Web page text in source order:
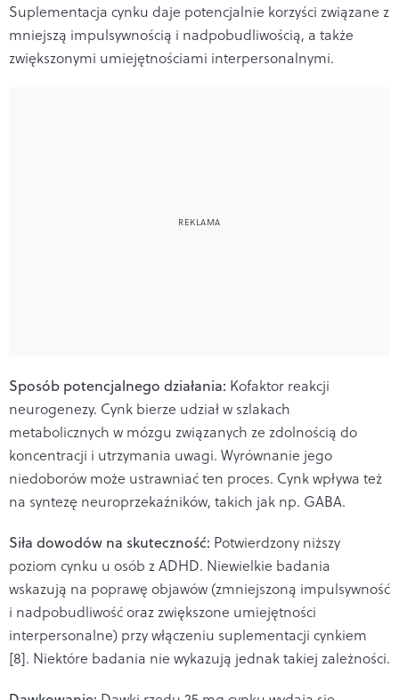
Suplementacja cynku daje potencjalnie korzyści związane z
mniejszą impulsywnością i nadpobudliwością, a także
zwiększonymi umiejętnościami interpersonalnymi.
Sposób potencjalnego działania: Kofaktor reakcji
neurogenezy. Cynk bierze udział w szlakach
metabolicznych w mózgu związanych ze zdolnością do
koncentracji i utrzymania uwagi. Wyrównanie jego
niedoborów może ustrawniać ten proces. Cynk wpływa też
na syntezę neuroprzekaźników, takich jak np. GABA.
Siła dowodów na skuteczność: Potwierdzony niższy
poziom cynku u osób z ADHD. Niewielkie badania
wskazują na poprawę objawów (zmniejszoną impulsywność
i nadpobudliwość oraz zwiększone umiejętności
interpersonalne) przy włączeniu suplementacji cynkiem
[8]. Niektóre badania nie wykazują jednak takiej zależności.